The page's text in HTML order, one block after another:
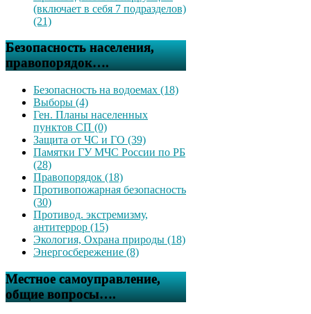
(включает в себя 7 подразделов)
(21)
Безопасность населения,
правопорядок….
Безопасность на водоемах (18)
Выборы (4)
Ген. Планы населенных
пунктов СП (0)
Защита от ЧС и ГО (39)
Памятки ГУ МЧС России по РБ
(28)
Правопорядок (18)
Противопожарная безопасность
(30)
Противод. экстремизму,
антитеррор (15)
Экология, Охрана природы (18)
Энергосбережение (8)
Местное самоуправление,
общие вопросы….